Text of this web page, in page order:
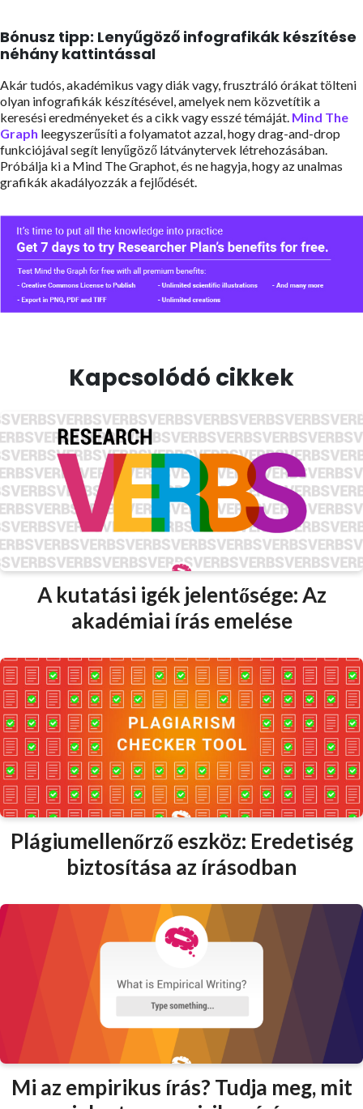
Bónusz tipp: Lenyűgöző infografikák készítése
néhány kattintással
Akár tudós, akadémikus vagy diák vagy, frusztráló órákat tölteni
olyan infografikák készítésével, amelyek nem közvetítik a
keresési eredményeket és a cikk vagy esszé témáját. Mind The
Graph leegyszerűsíti a folyamatot azzal, hogy drag-and-drop
funkciójával segít lenyűgöző látványtervek létrehozásában.
Próbálja ki a Mind The Graphot, és ne hagyja, hogy az unalmas
grafikák akadályozzák a fejlődését.
Kapcsolódó cikkek
A kutatási igék jelentősége: Az
akadémiai írás emelése
Plágiumellenőrző eszköz: Eredetiség
biztosítása az írásodban
Mi az empirikus írás? Tudja meg, mit